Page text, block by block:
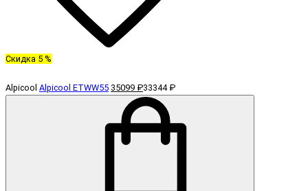
Скидка 5 %
Alpicool Alpicool ETWW55 35099 ₽33344 ₽